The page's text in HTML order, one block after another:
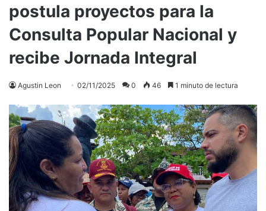
postula proyectos para la
Consulta Popular Nacional y
recibe Jornada Integral
Agustin Leon 02/11/2025 0 46 1 minuto de lectura